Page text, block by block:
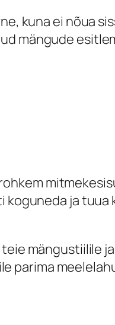
kuna ei nõua
mängude
ja tuua
mängustiilile